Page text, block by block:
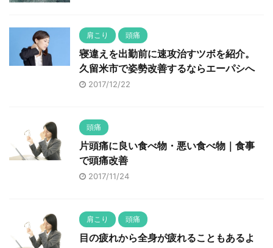
肩こり 頭痛
寝違えを出勤前に速攻治すツボを紹介。
久留米市で姿勢改善するならエーパシへ
2017/12/22
頭痛
片頭痛に良い食べ物・悪い食べ物｜食事
で頭痛改善
2017/11/24
肩こり 頭痛
目の疲れから全身が疲れることもあるよ